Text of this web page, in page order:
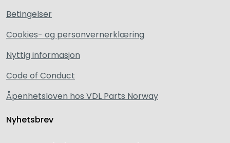
Betingelser
Cookies- og personvernerklæring
Nyttig informasjon
Code of Conduct
Åpenhetsloven hos VDL Parts Norway
Nyhetsbrev